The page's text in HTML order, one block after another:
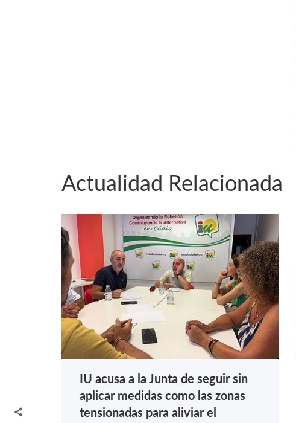
Actualidad Relacionada
IU acusa a la Junta de seguir sin
aplicar medidas como las zonas
tensionadas para aliviar el